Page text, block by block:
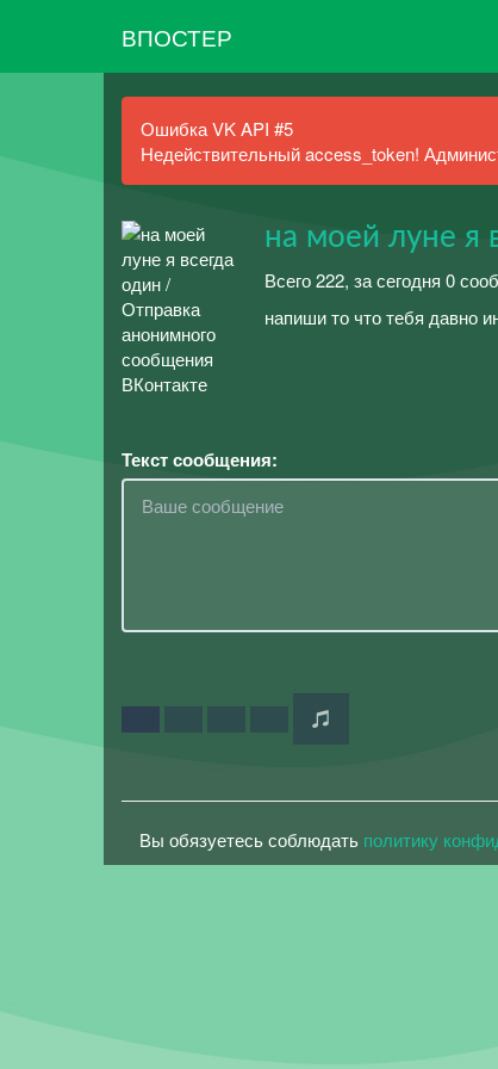
ВПОСТЕР
Ошибка VK API #5
Недействительный access_token!
на моей луне я
Всего 222, за сегодня 0
напиши то что тебя давно
Текст сообщения:
Вы обязуетесь соблюдать политику